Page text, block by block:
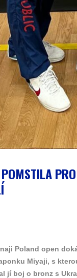
Poland open
Miyaji, s
jí boj o bronz s